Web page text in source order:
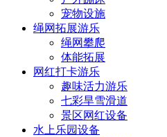
宠物设施
绳网拓展游乐
绳网攀爬
体能拓展
网红打卡游乐
趣味活力游乐
七彩旱雪滑道
景区网红设备
水上乐园设备